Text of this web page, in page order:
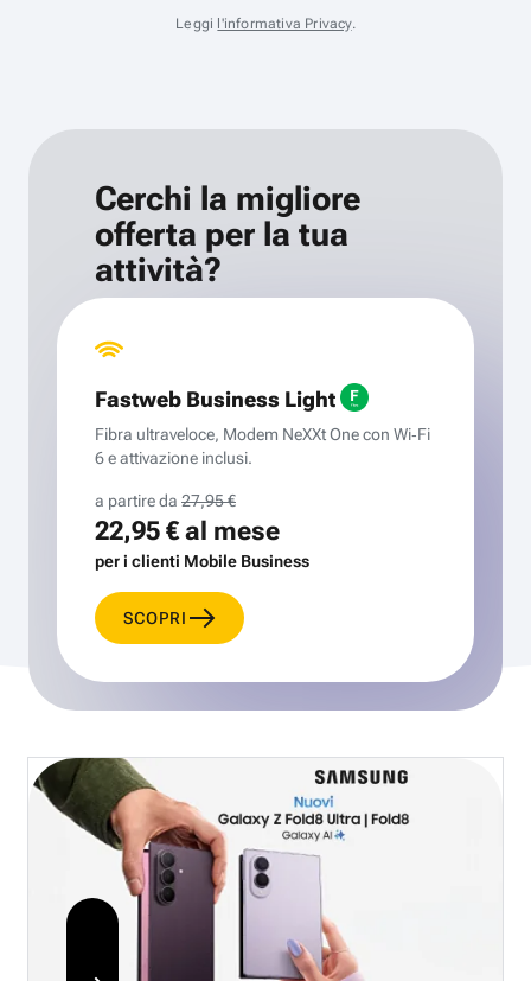
Leggi l'informativa Privacy.
Cerchi la migliore
offerta per la tua
attività?
Fastweb Business Light
Fibra ultraveloce, Modem NeXXt One con Wi‑Fi
6 e attivazione inclusi.
a partire da 27,95 €
22,95 €al mese
per i clienti Mobile Business
SCOPRI